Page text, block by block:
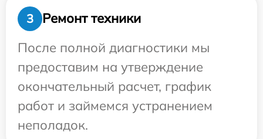
3
Ремонт техники
После полной диагностики мы
предоставим на утверждение
окончательный расчет, график
работ и займемся устранением
неполадок.